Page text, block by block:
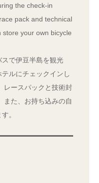
the check-in
pack and technical
store your own bicycle
で伊豆半島を観光
ルにチェックインし
レースパックと技術封
また、お持ち込みの自
。